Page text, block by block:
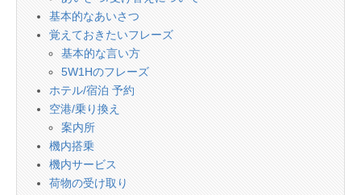
基本的なあいさつ
覚えておきたいフレーズ
基本的な言い方
5W1Hのフレーズ
ホテル/宿泊 予約
空港/乗り換え
案内所
機内搭乗
機内サービス
荷物の受け取り